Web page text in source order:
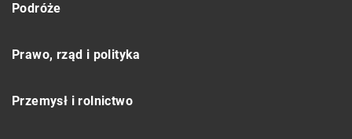
Podróże
Prawo, rząd i polityka
Przemysł i rolnictwo